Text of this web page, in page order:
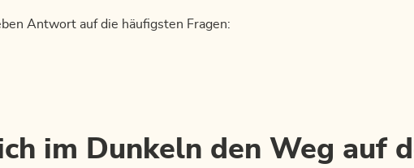
Antwort auf die häufigsten Fragen:
im Dunkeln den Weg auf